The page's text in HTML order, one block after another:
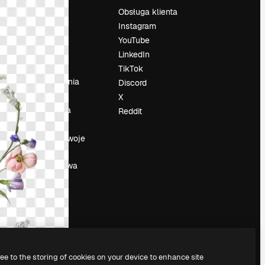
O nas
Kariera
wyszukiwania
Blog
Wydarzenia
Slidesgo
Sprzedaj swoje
treści
Sala prasowa
Szukasz
Obsługa klienta
Instagram
YouTube
LinkedIn
TikTok
Discord
X
Reddit
to the storing of cookies on your device to enhance site